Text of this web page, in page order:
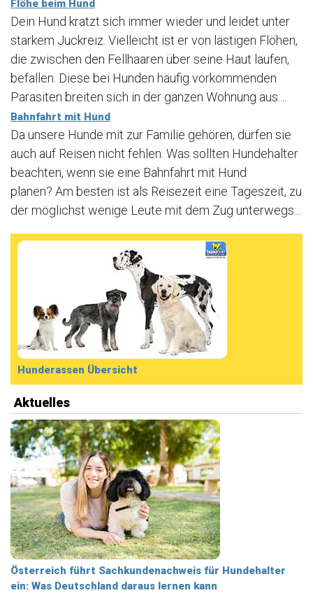
Flöhe beim Hund
Dein Hund kratzt sich immer wieder und leidet unter
starkem Juckreiz. Vielleicht ist er von lästigen Flöhen,
die zwischen den Fellhaaren über seine Haut laufen,
befallen. Diese bei Hunden häufig vorkommenden
Parasiten breiten sich in der ganzen Wohnung aus....
Bahnfahrt mit Hund
Da unsere Hunde mit zur Familie gehören, dürfen sie
auch auf Reisen nicht fehlen. Was sollten Hundehalter
beachten, wenn sie eine Bahnfahrt mit Hund
planen? Am besten ist als Reisezeit eine Tageszeit, zu
der möglichst wenige Leute mit dem Zug unterwegs...
Hunderassen Übersicht
Aktuelles
Österreich führt Sachkundenachweis für Hundehalter
ein: Was Deutschland daraus lernen kann